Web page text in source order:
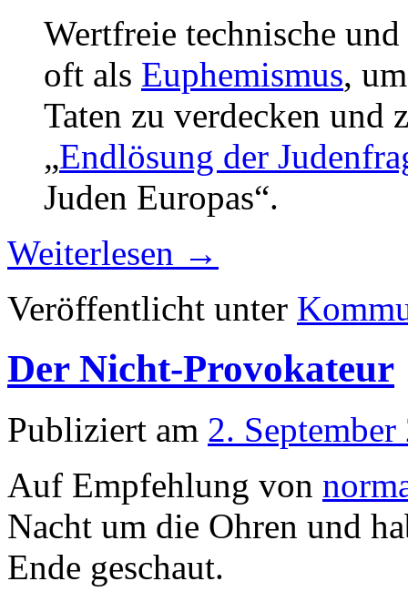
Wertfreie technische
oft als Euphemismus,
Taten zu verdecken und
„Endlösung der
Juden Europas“.
Weiterlesen →
Veröffentlicht unter
Der Nicht-Provokateur
Publiziert am 2. September
Auf Empfehlung von
Nacht um die Ohren und
Ende geschaut.